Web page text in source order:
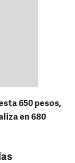
650 pesos,
en 680